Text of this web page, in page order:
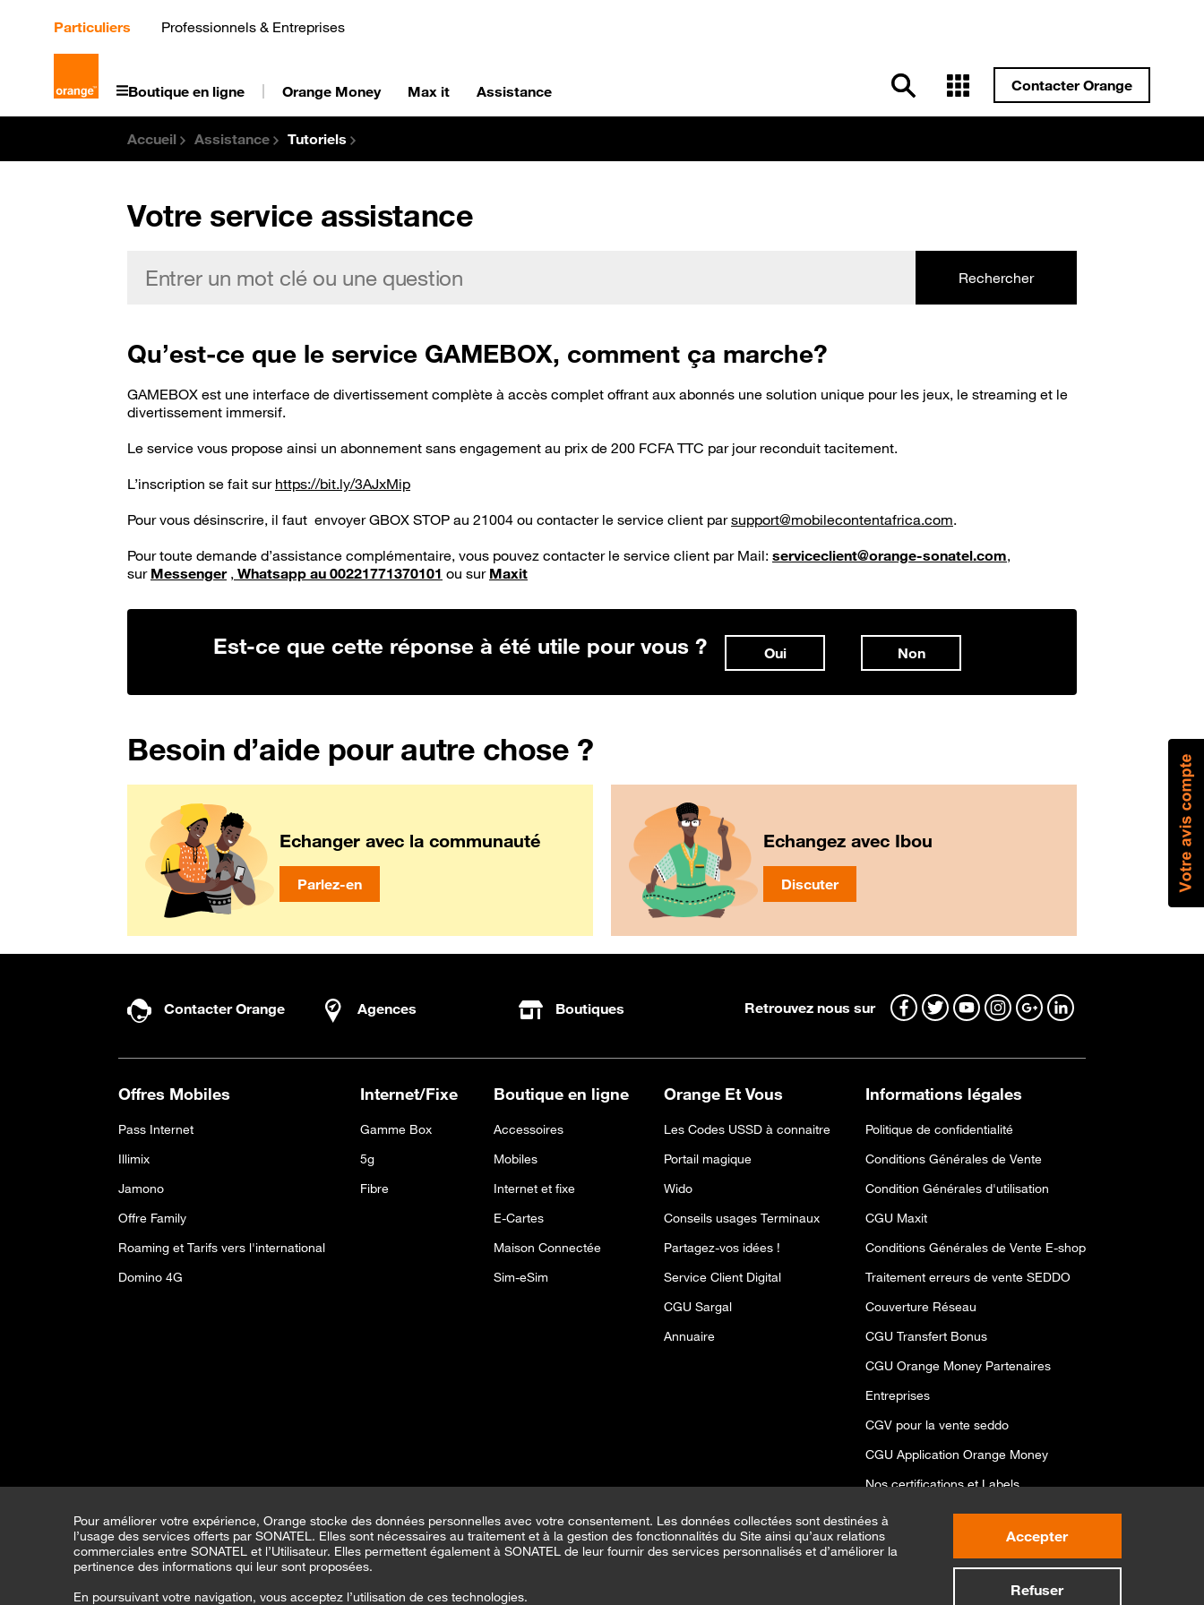
Particuliers Professionnels & Entreprises
Boutique en ligne Orange Money Max it Assistance Contacter Orange
Accueil Assistance Tutoriels
Votre service assistance
Rechercher
Qu’est-ce que le service GAMEBOX, comment ça marche?
GAMEBOX est une interface de divertissement complète à accès complet offrant aux abonnés une solution unique pour les jeux, le streaming et le
divertissement immersif.
Le service vous propose ainsi un abonnement sans engagement au prix de 200 FCFA TTC par jour reconduit tacitement.
L’inscription se fait sur https://bit.ly/3AJxMip
Pour vous désinscrire, il faut envoyer GBOX STOP au 21004 ou contacter le service client parsupport@mobilecontentafrica.com.
Pour toute demande d’assistance complémentaire, vous pouvez contacter le service client par Mail: serviceclient@orange-sonatel.com,
sur Messenger , Whatsapp au 00221771370101 ou sur Maxit
Est-ce que cette réponse à été utile pour vous ? Oui Non
Besoin d’aide pour autre chose ?
Echanger avec la communauté
Parlez-en
Echangez avec Ibou
Discuter
Pour améliorer votre expérience, Orange stocke des données personnelles avec votre consentement. Les données collectées sont destinées à
l’usage des services offerts par SONATEL. Elles sont nécessaires au traitement et à la gestion des fonctionnalités du Site ainsi qu’aux relations
commerciales entre SONATEL et l’Utilisateur. Elles permettent également à SONATEL de leur fournir des services personnalisés et d’améliorer la
pertinence des informations qui leur sont proposées.
En poursuivant votre navigation, vous acceptez l’utilisation de ces technologies.
Accepter
Refuser
Contacter Orange Agences Boutiques Retrouvez nous sur
Offres Mobiles
Pass Internet
Illimix
Jamono
Offre Family
Roaming et Tarifs vers l'international
Domino 4G
Internet/Fixe
Gamme Box
5g
Fibre
Boutique en ligne
Accessoires
Mobiles
Internet et fixe
E-Cartes
Maison Connectée
Sim-eSim
Orange Et Vous
Les Codes USSD à connaitre
Portail magique
Wido
Conseils usages Terminaux
Partagez-vos idées !
Service Client Digital
CGU Sargal
Annuaire
Informations légales
Politique de confidentialité
Conditions Générales de Vente
Condition Générales d'utilisation
CGU Maxit
Conditions Générales de Vente E-shop
Traitement erreurs de vente SEDDO
Couverture Réseau
CGU Transfert Bonus
CGU Orange Money Partenaires
Entreprises
CGV pour la vente seddo
CGU Application Orange Money
Nos certifications et Labels
Conditions offres spéciales ramadan
CGU ONE VIP